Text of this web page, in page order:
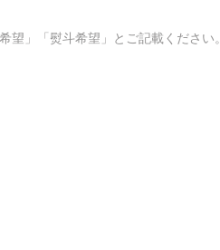
」「熨斗希望」とご記載ください。